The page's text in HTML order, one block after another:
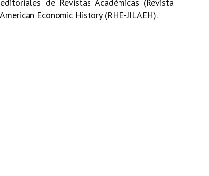
de Revistas Académicas (Revista
Economic History (RHE-JILAEH).